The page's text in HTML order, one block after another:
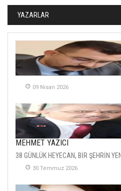
YAZARLAR
09 Nisan 2026
MEHMET YAZICI
38 GÜNLÜK HEYECAN, BİR ŞEHRİN
30 Temmuz 2026